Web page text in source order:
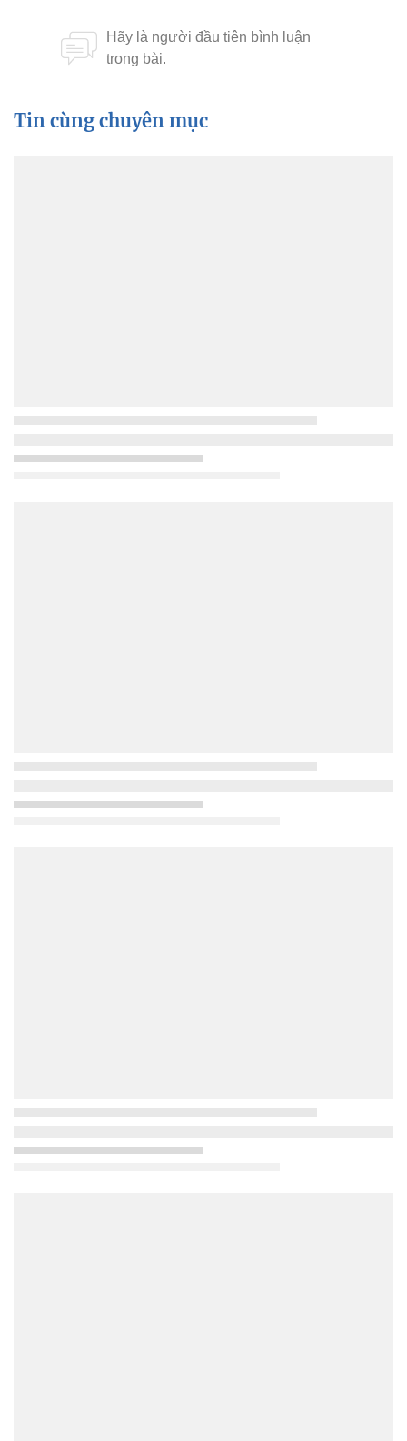
Tin cùng chuyên mục